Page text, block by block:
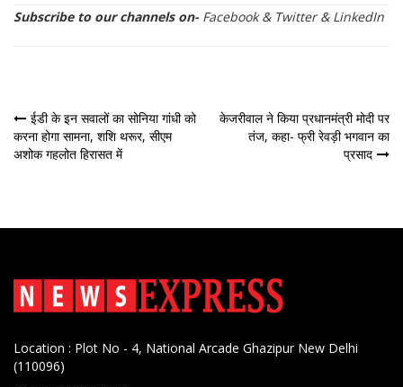
Subscribe to our channels on- Facebook& Twitter& LinkedIn
पोस्ट
नेविगेशन
ईडी के इन सवालों का सोनिया गांधी को
करना होगा सामना, शशि थरूर, सीएम
अशोक गहलोत हिरासत में
केजरीवाल ने किया प्रधानमंत्री मोदी पर
तंज, कहा- फ्री रेवड़ी भगवान का
प्रसाद
Location : Plot No - 4, National Arcade Ghazipur New Delhi
(110096)